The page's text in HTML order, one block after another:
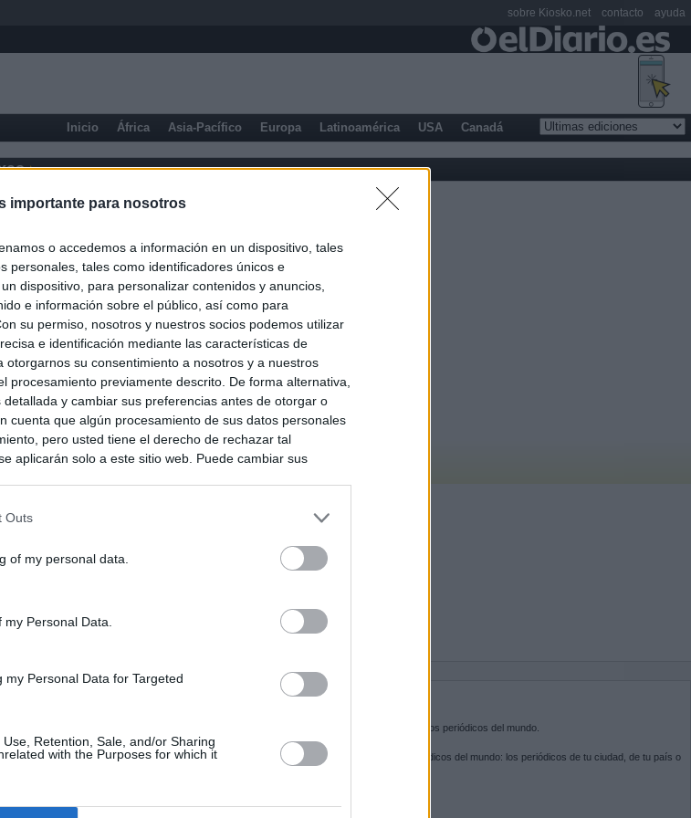
importante para nosotros
o accedemos a información en un dispositivo, tales
personales, tales como identificadores únicos e
dispositivo, para personalizar contenidos y anuncios,
e información sobre el público, así como para
su permiso, nosotros y nuestros socios podemos utilizar
e identificación mediante las características de
otorgarnos su consentimiento a nosotros y a nuestros
procesamiento previamente descrito. De forma alternativa,
y cambiar sus preferencias antes de otorgar o
cuenta que algún procesamiento de sus datos personales
pero usted tiene el derecho de rechazar tal
aplicarán solo a este sitio web. Puede cambiar sus
Outs
of my personal data.
Personal Data.
Personal Data for Targeted
Retention, Sale, and/or Sharing
with the Purposes for which it
Inicio África Asia-Pacífico Europa Latinoamérica USA Canadá
de la Comunidad de Madrid
SOBRE KIOSKO.NET
es la puerta de entrada a los periódicos del mundo.
Navega por las portadas de los periódicos del mundo: los periódicos de tu ciudad, de tu país o
del otro extremo del mundo.
sobre Kiosko.net contacto ayuda